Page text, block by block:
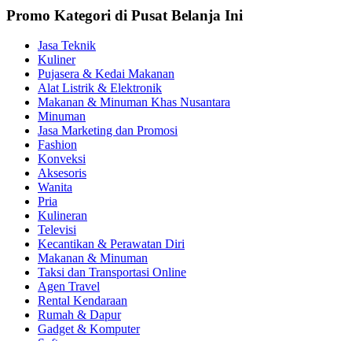
Promo Kategori di Pusat Belanja Ini
Jasa Teknik
Kuliner
Pujasera & Kedai Makanan
Alat Listrik & Elektronik
Makanan & Minuman Khas Nusantara
Minuman
Jasa Marketing dan Promosi
Fashion
Konveksi
Aksesoris
Wanita
Pria
Kulineran
Televisi
Kecantikan & Perawatan Diri
Makanan & Minuman
Taksi dan Transportasi Online
Agen Travel
Rental Kendaraan
Rumah & Dapur
Gadget & Komputer